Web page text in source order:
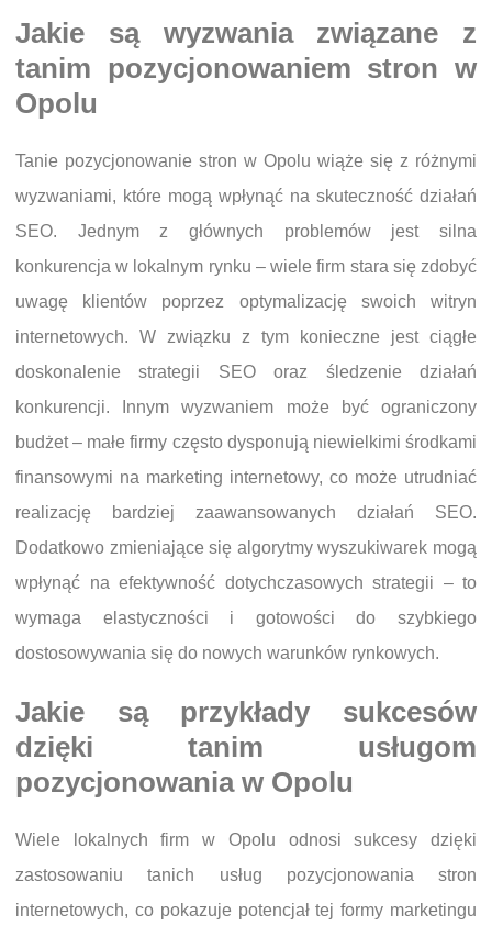
Jakie są wyzwania związane z
tanim pozycjonowaniem stron w
Opolu
Tanie pozycjonowanie stron w Opolu wiąże się z różnymi
wyzwaniami, które mogą wpłynąć na skuteczność działań
SEO. Jednym z głównych problemów jest silna
konkurencja w lokalnym rynku – wiele firm stara się zdobyć
uwagę klientów poprzez optymalizację swoich witryn
internetowych. W związku z tym konieczne jest ciągłe
doskonalenie strategii SEO oraz śledzenie działań
konkurencji. Innym wyzwaniem może być ograniczony
budżet – małe firmy często dysponują niewielkimi środkami
finansowymi na marketing internetowy, co może utrudniać
realizację bardziej zaawansowanych działań SEO.
Dodatkowo zmieniające się algorytmy wyszukiwarek mogą
wpłynąć na efektywność dotychczasowych strategii – to
wymaga elastyczności i gotowości do szybkiego
dostosowywania się do nowych warunków rynkowych.
Jakie są przykłady sukcesów
dzięki tanim usługom
pozycjonowania w Opolu
Wiele lokalnych firm w Opolu odnosi sukcesy dzięki
zastosowaniu tanich usług pozycjonowania stron
internetowych, co pokazuje potencjał tej formy marketingu